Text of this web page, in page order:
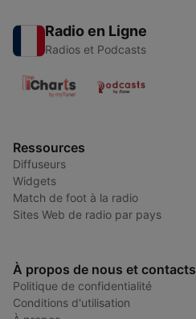
Radio en Ligne
Radios et Podcasts
Ressources
Diffuseurs
Widgets
Match de foot à la radio
Sites Web de radio par pays
À propos de nous et contacts
Politique de confidentialité
Conditions d'utilisation